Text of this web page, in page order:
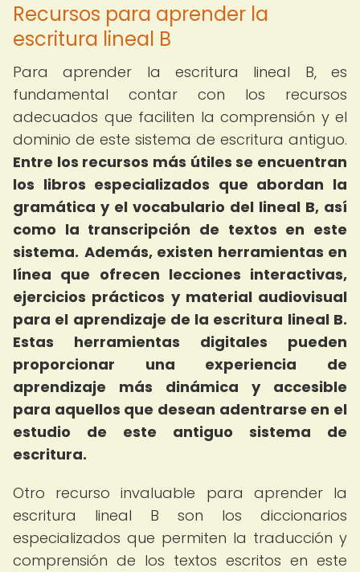
Recursos para aprender la
escritura lineal B
Para aprender la escritura lineal B, es
fundamental contar con los recursos
adecuados que faciliten la comprensión y el
dominio de este sistema de escritura antiguo.
Entre los recursos más útiles se encuentran
los libros especializados que abordan la
gramática y el vocabulario del lineal B, así
como la transcripción de textos en este
sistema. Además, existen herramientas en
línea que ofrecen lecciones interactivas,
ejercicios prácticos y material audiovisual
para el aprendizaje de la escritura lineal B.
Estas herramientas digitales pueden
proporcionar una experiencia de
aprendizaje más dinámica y accesible
para aquellos que desean adentrarse en el
estudio de este antiguo sistema de
escritura.
Otro recurso invaluable para aprender la
escritura lineal B son los diccionarios
especializados que permiten la traducción y
comprensión de los textos escritos en este